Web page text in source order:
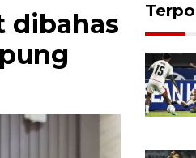
dibahas